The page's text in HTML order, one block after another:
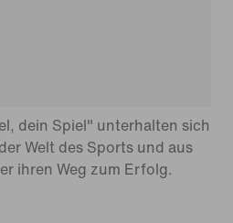
dein Spiel" unterhalten sich
Welt des Sports und aus
ihren Weg zum Erfolg.